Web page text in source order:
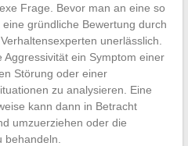
Frage. Bevor man an eine so
gründliche Bewertung durch
unerlässlich.
ein Symptom einer
Störung oder einer
zu analysieren. Eine
kann dann in Betracht
umzuerziehen oder die